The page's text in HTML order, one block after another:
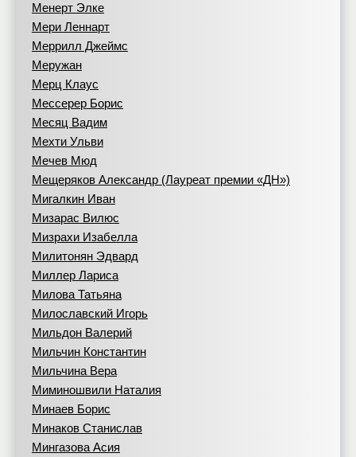
Менерт Элке
Мери Леннарт
Меррилл Джеймс
Меружан
Мерц Клаус
Мессерер Борис
Месяц Вадим
Мехти Ульви
Мечев Мюд
Мещеряков Александр (Лауреат премии «ДН»)
Мигалкин Иван
Мизарас Вилюс
Мизрахи Изабелла
Милитонян Эдвард
Миллер Лариса
Милова Татьяна
Милославский Игорь
Мильдон Валерий
Мильчин Константин
Мильчина Вера
Миминошвили Наталия
Минаев Борис
Минаков Станислав
Мингазова Асия